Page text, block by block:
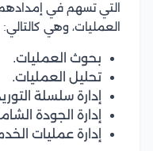
التي تسهم في
العمليات، وهي كالتالي:
بحوث العمليات.
تحليل العمليات.
إدارة سلسلة
إدارة الجودة
إدارة عمليات